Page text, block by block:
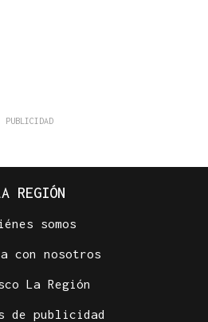
REGIÓN
somos
con nosotros
La Región
de publicidad